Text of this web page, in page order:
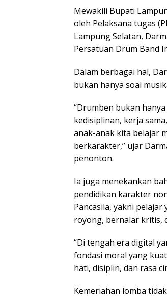
Mewakili Bupati
oleh Pelaksana tugas
Lampung Selatan,
Persatuan Drum Band
Dalam berbagai hal,
bukan hanya soal
“Drumben bukan
kedisiplinan, kerja
anak-anak kita belajar
berkarakter,” ujar
penonton.
Ia juga menekankan
pendidikan karakter
Pancasila, yakni
royong, bernalar kritis,
“Di tengah era digital
fondasi moral yang
hati, disiplin, dan rasa
Kemeriahan lomba